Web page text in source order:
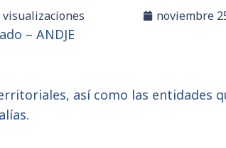
visualizaciones noviembre
– ANDJE
así como las entidades